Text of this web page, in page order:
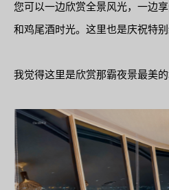
您可以一边欣赏全景风光，一边
和鸡尾酒时光。这里也是庆祝特别
我觉得这里是欣赏那霸夜景最美的